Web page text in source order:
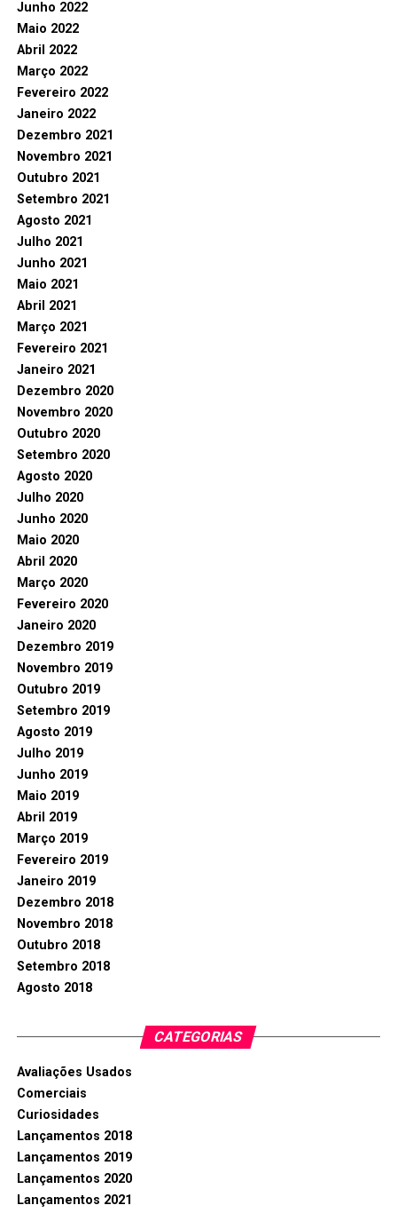
Junho 2022
Maio 2022
Abril 2022
Março 2022
Fevereiro 2022
Janeiro 2022
Dezembro 2021
Novembro 2021
Outubro 2021
Setembro 2021
Agosto 2021
Julho 2021
Junho 2021
Maio 2021
Abril 2021
Março 2021
Fevereiro 2021
Janeiro 2021
Dezembro 2020
Novembro 2020
Outubro 2020
Setembro 2020
Agosto 2020
Julho 2020
Junho 2020
Maio 2020
Abril 2020
Março 2020
Fevereiro 2020
Janeiro 2020
Dezembro 2019
Novembro 2019
Outubro 2019
Setembro 2019
Agosto 2019
Julho 2019
Junho 2019
Maio 2019
Abril 2019
Março 2019
Fevereiro 2019
Janeiro 2019
Dezembro 2018
Novembro 2018
Outubro 2018
Setembro 2018
Agosto 2018
CATEGORIAS
Avaliações Usados
Comerciais
Curiosidades
Lançamentos 2018
Lançamentos 2019
Lançamentos 2020
Lançamentos 2021